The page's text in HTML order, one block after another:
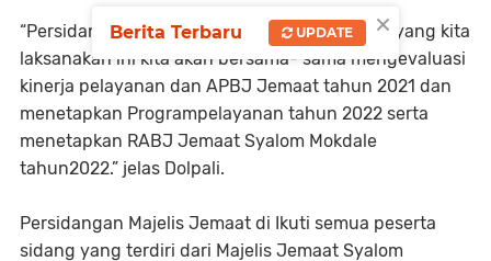
“Persidangan Majelis Jemaat SyalomMokdale yang kita
laksanakan ini kita akan bersama- sama mengevaluasi
kinerja pelayanan dan APBJ Jemaat tahun 2021 dan
menetapkan Programpelayanan tahun 2022 serta
menetapkan RABJ Jemaat Syalom Mokdale
tahun2022.” jelas Dolpali.
Persidangan Majelis Jemaat di Ikuti semua peserta
sidang yang terdiri dari Majelis Jemaat Syalom
×
Berita Terbaru UPDATE